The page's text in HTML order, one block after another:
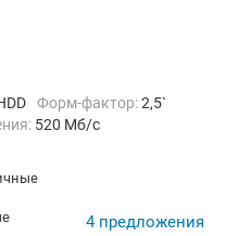
Форм-фактор:2,5`
520 Мб/с
4 предложения